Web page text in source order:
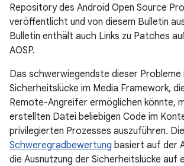
Repository des Android Open Source
veröffentlicht und von diesem Bulletin
Bulletin enthält auch Links zu Patches
AOSP.
Das schwerwiegendste dieser
Sicherheitslücke im Media Framework,
Remote-Angreifer ermöglichen könnte,
erstellten Datei beliebigen Code im
privilegierten Prozesses auszuführen. Die
Schweregradbewertung basiert auf der
die Ausnutzung der Sicherheitslücke auf